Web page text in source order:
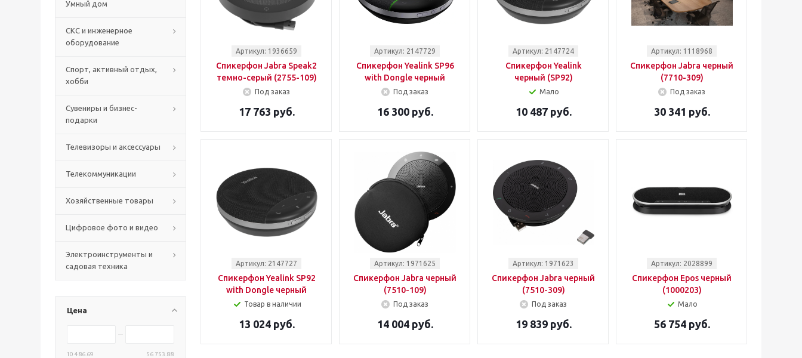
Умный дом
СКС и инженерное
оборудование
Спорт, активный отдых,
хобби
Сувениры и бизнес-
подарки
Телевизоры и аксессуары
Телекоммуникации
Хозяйственные товары
Цифровое фото и видео
Электроинструменты и
садовая техника
Цена
10 486.69 56 753.88
Артикул: 1936659
Спикерфон Jabra Speak2
темно-серый (2755-109)
Под заказ
17 763 руб.
Артикул: 2147729
Спикерфон Yealink SP96
with Dongle черный
Под заказ
16 300 руб.
Артикул: 2147724
Спикерфон Yealink
черный (SP92)
Мало
10 487 руб.
Артикул: 1118968
Спикерфон Jabra черный
(7710-309)
Под заказ
30 341 руб.
Артикул: 2147727
Спикерфон Yealink SP92
with Dongle черный
Товар в наличии
13 024 руб.
Артикул: 1971625
Спикерфон Jabra черный
(7510-109)
Под заказ
14 004 руб.
Артикул: 1971623
Спикерфон Jabra черный
(7510-309)
Под заказ
19 839 руб.
Артикул: 2028899
Спикерфон Epos черный
(1000203)
Мало
56 754 руб.